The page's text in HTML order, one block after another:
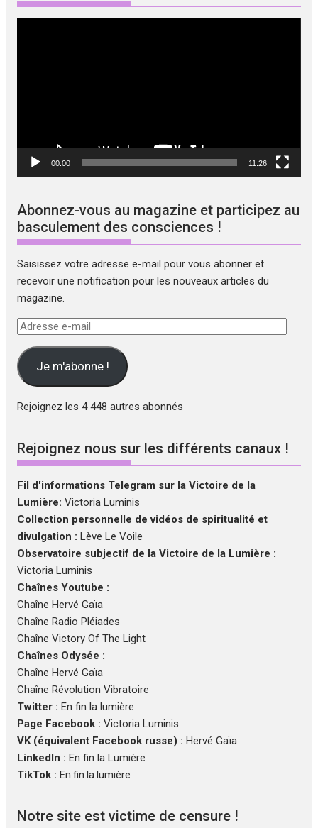
00:00 11:26
Abonnez-vous au magazine et participez au
basculement des consciences !
Saisissez votre adresse e-mail pour vous abonner et
recevoir une notification pour les nouveaux articles du
magazine.
Adresse
mail Je m'abonne !
Rejoignez les 4 448 autres abonnés
Rejoignez nous sur les différents canaux !
Fil d'informations Telegram sur la Victoire de la
Lumière: Victoria Luminis
Collection personnelle de vidéos de spiritualité et
divulgation : Lève Le Voile
Observatoire subjectif de la Victoire de la Lumière :
Victoria Luminis
Chaînes Youtube :
Chaîne Hervé Gaïa
Chaîne Radio Pléiades
Chaîne Victory Of The Light
Chaînes Odysée :
Chaîne Hervé Gaïa
Chaîne Révolution Vibratoire
Twitter : En fin la lumière
Page Facebook : Victoria Luminis
VK (équivalent Facebook russe) : Hervé Gaïa
LinkedIn : En fin la Lumière
TikTok : En.fin.la.lumière
Notre site est victime de censure !